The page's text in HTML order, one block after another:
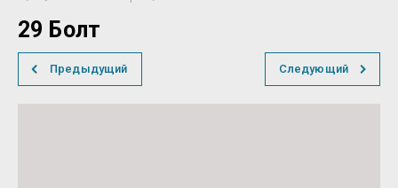
29 Болт
Предыдущий Следующий